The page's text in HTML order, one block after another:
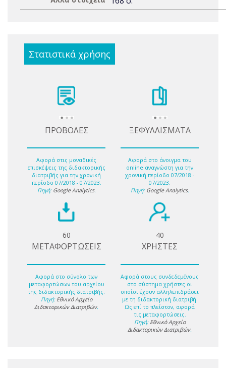
Στατιστικά χρήσης
ΠΡΟΒΟΛΕΣ
Αφορά στις μοναδικές
επισκέψεις της διδακτορικής
διατριβής για την χρονική
περίοδο 07/2018 - 07/2023.
Πηγή: Google Analytics.
ΞΕΦΥΛΛΙΣΜΑΤΑ
Αφορά στο άνοιγμα του
online αναγνώστη για την
χρονική περίοδο 07/2018 -
07/2023.
Πηγή: Google Analytics.
60
ΜΕΤΑΦΟΡΤΩΣΕΙΣ
Αφορά στο σύνολο των
μεταφορτώσων του αρχείου
της διδακτορικής διατριβής.
Πηγή: Εθνικό Αρχείο
Διδακτορικών Διατριβών.
40
ΧΡΗΣΤΕΣ
Αφορά στους συνδεδεμένους
στο σύστημα χρήστες οι
οποίοι έχουν αλληλεπιδράσει
με τη διδακτορική διατριβή.
Ως επί το πλείστον, αφορά
τις μεταφορτώσεις.
Πηγή: Εθνικό Αρχείο
Διδακτορικών Διατριβών.